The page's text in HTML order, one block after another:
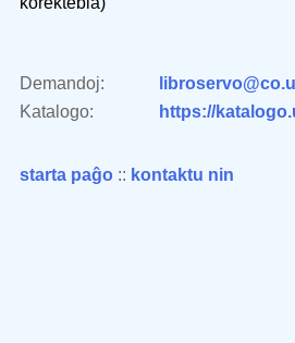
Demandoj:
Katalogo:
https://
starta paĝo :: kontaktu nin